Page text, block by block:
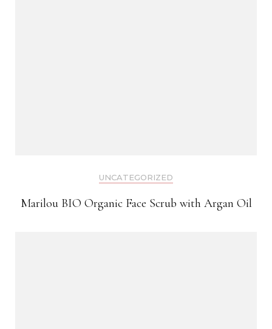
UNCATEGORIZED
Marilou BIO Organic Face Scrub with Argan Oil